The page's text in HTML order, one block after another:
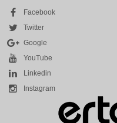
Facebook
Twitter
Google
YouTube
Linkedin
Instagram